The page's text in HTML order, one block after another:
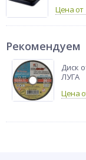
Цена от
Рекомендуем
Диск
ЛУГА